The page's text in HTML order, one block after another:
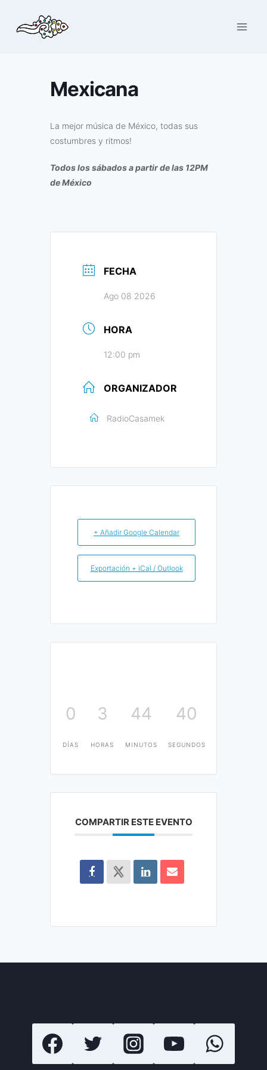
contenido
Mexicana
La mejor música de México, todas sus
costumbres y ritmos!
Todos los sábados a partir de las 12PM
de México
FECHA
Ago 08 2026
HORA
12:00 pm
ORGANIZADOR
RadioCasamek
+ Añadir Google Calendar
Exportación + iCal / Outlook
0
DÍAS
3
HORAS
44
MINUTOS
40
SEGUNDOS
COMPARTIR ESTE EVENTO